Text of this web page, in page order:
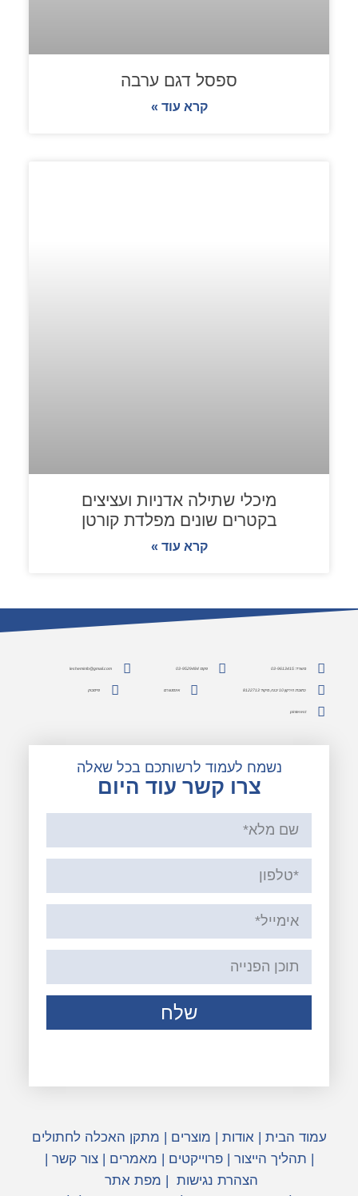
ספסל דגם ערבה
קרא עוד »
מיכלי שתילה אדניות ועציצים
בקטרים שונים מפלדת קורטן
קרא עוד »
משרד: 03-9613415 פקס: 03-9529484 lesheminfo@gmail.com
כתובת: הירקון 10 יבנה, מיקוד 8122713 אינסטגרם פייסבוק
pinterest
נשמח לעמוד לרשותכם בכל שאלה
צרו קשר עוד היום
שלח
עמוד הבית |אודות מוצרים
מתקן האכלה לחתולים
תהליך הייצור |פרוייקטים מאמרים |צור קשר
הצהרת נגישות
מפת אתר